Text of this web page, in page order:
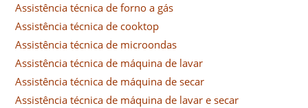
Assistência técnica de forno a gás
Assistência técnica de cooktop
Assistência técnica de microondas
Assistência técnica de máquina de lavar
Assistência técnica de máquina de secar
Assistência técnica de máquina de lavar e secar